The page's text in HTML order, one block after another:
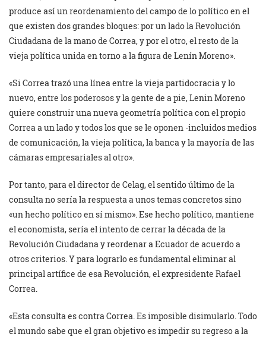
produce así un reordenamiento del campo de lo político en el
que existen dos grandes bloques: por un lado la Revolución
Ciudadana de la mano de Correa, y por el otro, el resto de la
vieja política unida en torno a la figura de Lenín Moreno».
«Si Correa trazó una línea entre la vieja partidocracia y lo
nuevo, entre los poderosos y la gente de a pie, Lenin Moreno
quiere construir una nueva geometría política con el propio
Correa a un lado y todos los que se le oponen -incluidos medios
de comunicación, la vieja política, la banca y la mayoría de las
cámaras empresariales al otro».
Por tanto, para el director de Celag, el sentido último de la
consulta no sería la respuesta a unos temas concretos sino
«un hecho político en sí mismo». Ese hecho político, mantiene
el economista, sería el intento de cerrar la década de la
Revolución Ciudadana y reordenar a Ecuador de acuerdo a
otros criterios. Y para lograrlo es fundamental eliminar al
principal artífice de esa Revolución, el expresidente Rafael
Correa.
«Esta consulta es contra Correa. Es imposible disimularlo. Todo
el mundo sabe que el gran objetivo es impedir su regreso a la